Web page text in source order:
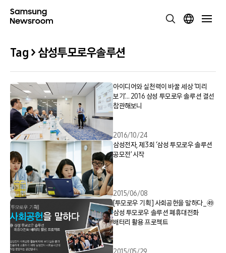
Tag > 삼성투모로우솔루션
아이디어와 실천력이 바꿀 세상 ‘미리
보기’… 2016 삼성 투모로우 솔루션 결선
참관해보니
2016/10/24
삼성전자, 제3회 ‘삼성 투모로우 솔루션
공모전’ 시작
2015/06/08
[투모로우 기획] 사회공헌을 말하다_㊾
삼성 투모로우 솔루션 폐휴대전화
배터리 활용 프로젝트